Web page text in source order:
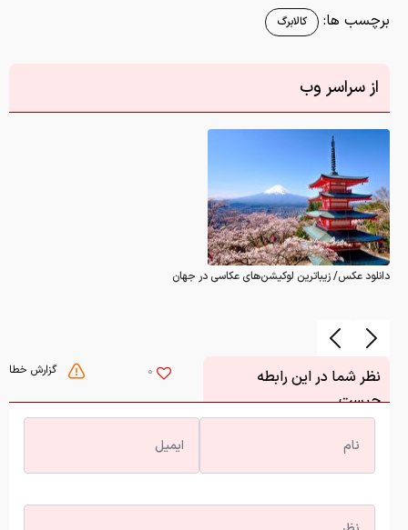
برچسب ها: کالابرگ
از سراسر وب
دانلود عکس/ زیباترین لوکیشن‌های عکاسی در جهان
گزارش خطا 0
نظر شما در این رابطه
چیست